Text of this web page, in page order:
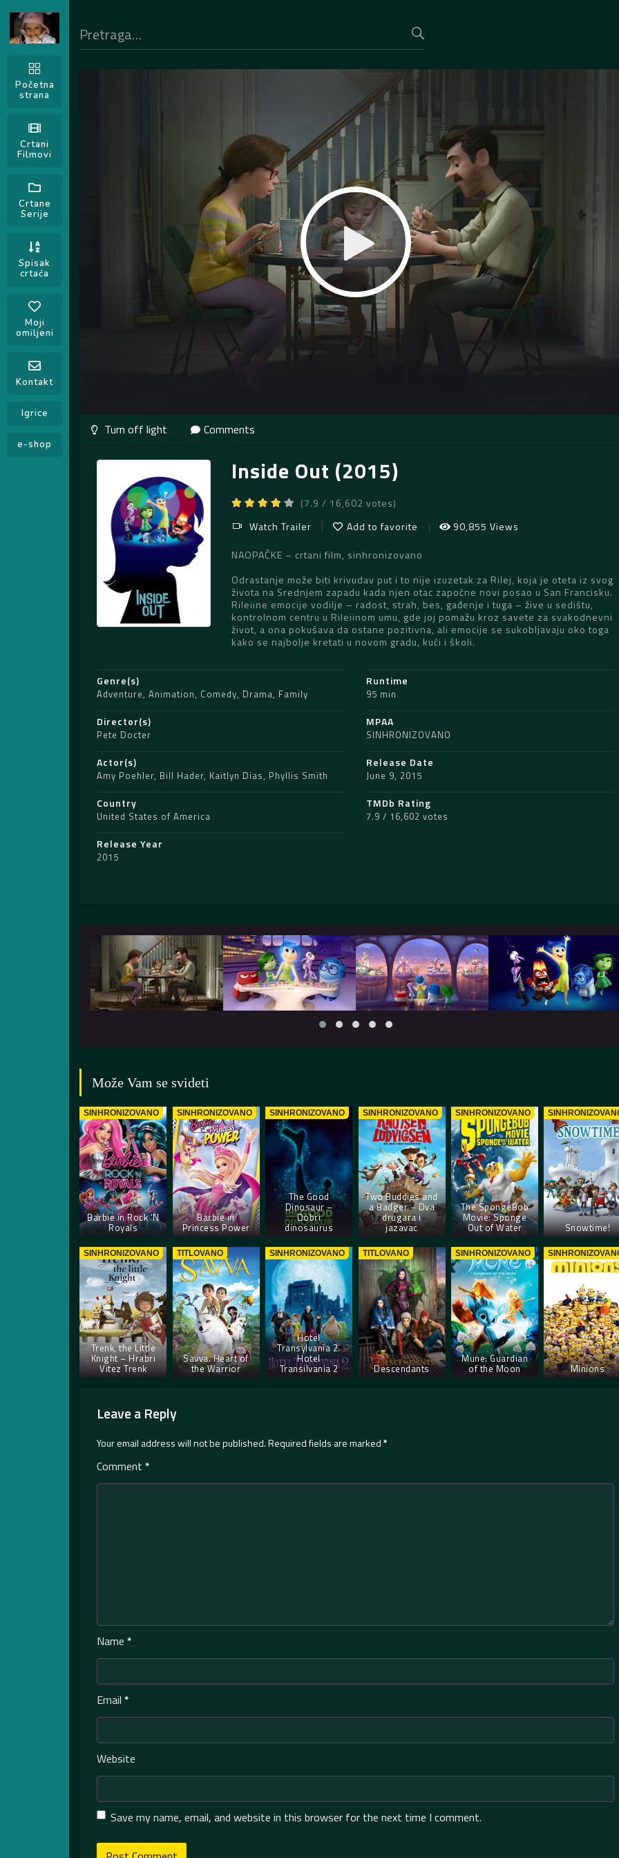
Početna
strana
Crtani
Filmovi
Crtane
Serije
Spisak
crtaća
Moji
omiljeni
Kontakt
Igrice
e-shop
Comments
Inside Out (2015)
(7.9 / 16,602 votes)
Watch Trailer
Add to favorite
90,855 Views
NAOPAČKE – crtani film, sinhronizovano
Odrastanje može biti krivudav put i to nije izuzetak za Rilej, koja je oteta iz svog
života na Srednjem zapadu kada njen otac započne novi posao u San Francisku.
Rileiine emocije vodilje – radost, strah, bes, gađenje i tuga – žive u sedištu,
kontrolnom centru u Rileiinom umu, gde joj pomažu kroz savete za svakodnevni
život, a ona pokušava da ostane pozitivna, ali emocije se sukobljavaju oko toga
kako se najbolje kretati u novom gradu, kući i školi.
Genre(s)
Adventure, Animation, Comedy, Drama, Family
Director(s)
Pete Docter
Actor(s)
Amy Poehler, Bill Hader, Kaitlyn Dias, Phyllis Smith
Country
United States of America
Release Year
2015
Runtime
95 min
MPAA
SINHRONIZOVANO
Release Date
June 9, 2015
TMDb Rating
7.9 / 16,602 votes
Može Vam se svideti
SINHRONIZOVANO
Barbie in Rock ‘N
Royals
SINHRONIZOVANO
Barbie in
Princess Power
SINHRONIZOVANO
The Good
Dinosaur –
Dobri
dinosaurus
SINHRONIZOVANO
Two Buddies and
a Badger – Dva
drugara i
jazavac
SINHRONIZOVANO
The SpongeBob
Movie: Sponge
Out of Water Snowtime!
SINHRONIZOVANO
Trenk, the Little
Knight – Hrabri
Vitez Trenk
TITLOVANO
Savva. Heart of
the Warrior
SINHRONIZOVANO
Hotel
Transylvania 2.
Hotel
Transilvania 2
TITLOVANO
Descendants
SINHRONIZOVANO
Mune: Guardian
of the Moon Minions
Leave a Reply
Your email address will not be published.Required fields are marked*
Comment *
Name *
Email *
Website
Save my name, email, and website in this browser for the next time I comment.